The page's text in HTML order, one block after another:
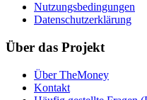
Nutzungsbedingungen
Datenschutzerklärung
Über das Projekt
Über TheMoney
Kontakt